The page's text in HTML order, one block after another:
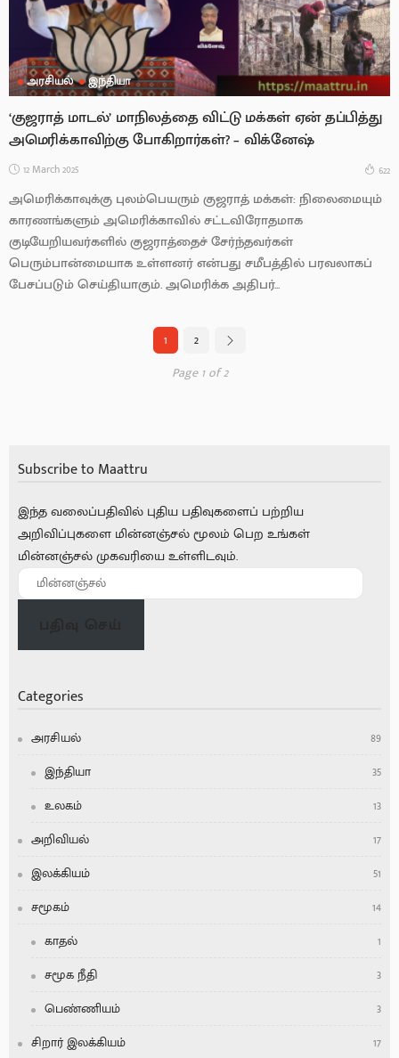
அரசியல் இந்தியா
‘குஜராத் மாடல்’ மாநிலத்தை விட்டு மக்கள் ஏன் தப்பித்து
அமெரிக்காவிற்கு போகிறார்கள்? – விக்னேஷ்
12 March 2025 622
அமெரிக்காவுக்கு புலம்பெயரும் குஜராத் மக்கள்: நிலைமையும்
காரணங்களும் அமெரிக்காவில் சட்டவிரோதமாக
குடியேறியவர்களில் குஜராத்தைச் சேர்ந்தவர்கள்
பெரும்பான்மையாக உள்ளனர் என்பது சமீபத்தில் பரவலாகப்
பேசப்படும் செய்தியாகும். அமெரிக்க அதிபர்...
1
2
Page 1 of 2
Subscribe to Maattru
இந்த வலைப்பதிவில் புதிய பதிவுகளைப் பற்றிய
அறிவிப்புகளை மின்னஞ்சல் மூலம் பெற உங்கள்
மின்னஞ்சல் முகவரியை உள்ளிடவும்.
Categories
அரசியல்
89
இந்தியா
35
உலகம்
13
அறிவியல்
17
இலக்கியம்
51
சமூகம்
14
காதல்
1
சமூக நீதி
3
பெண்ணியம்
3
சிறார் இலக்கியம்
17